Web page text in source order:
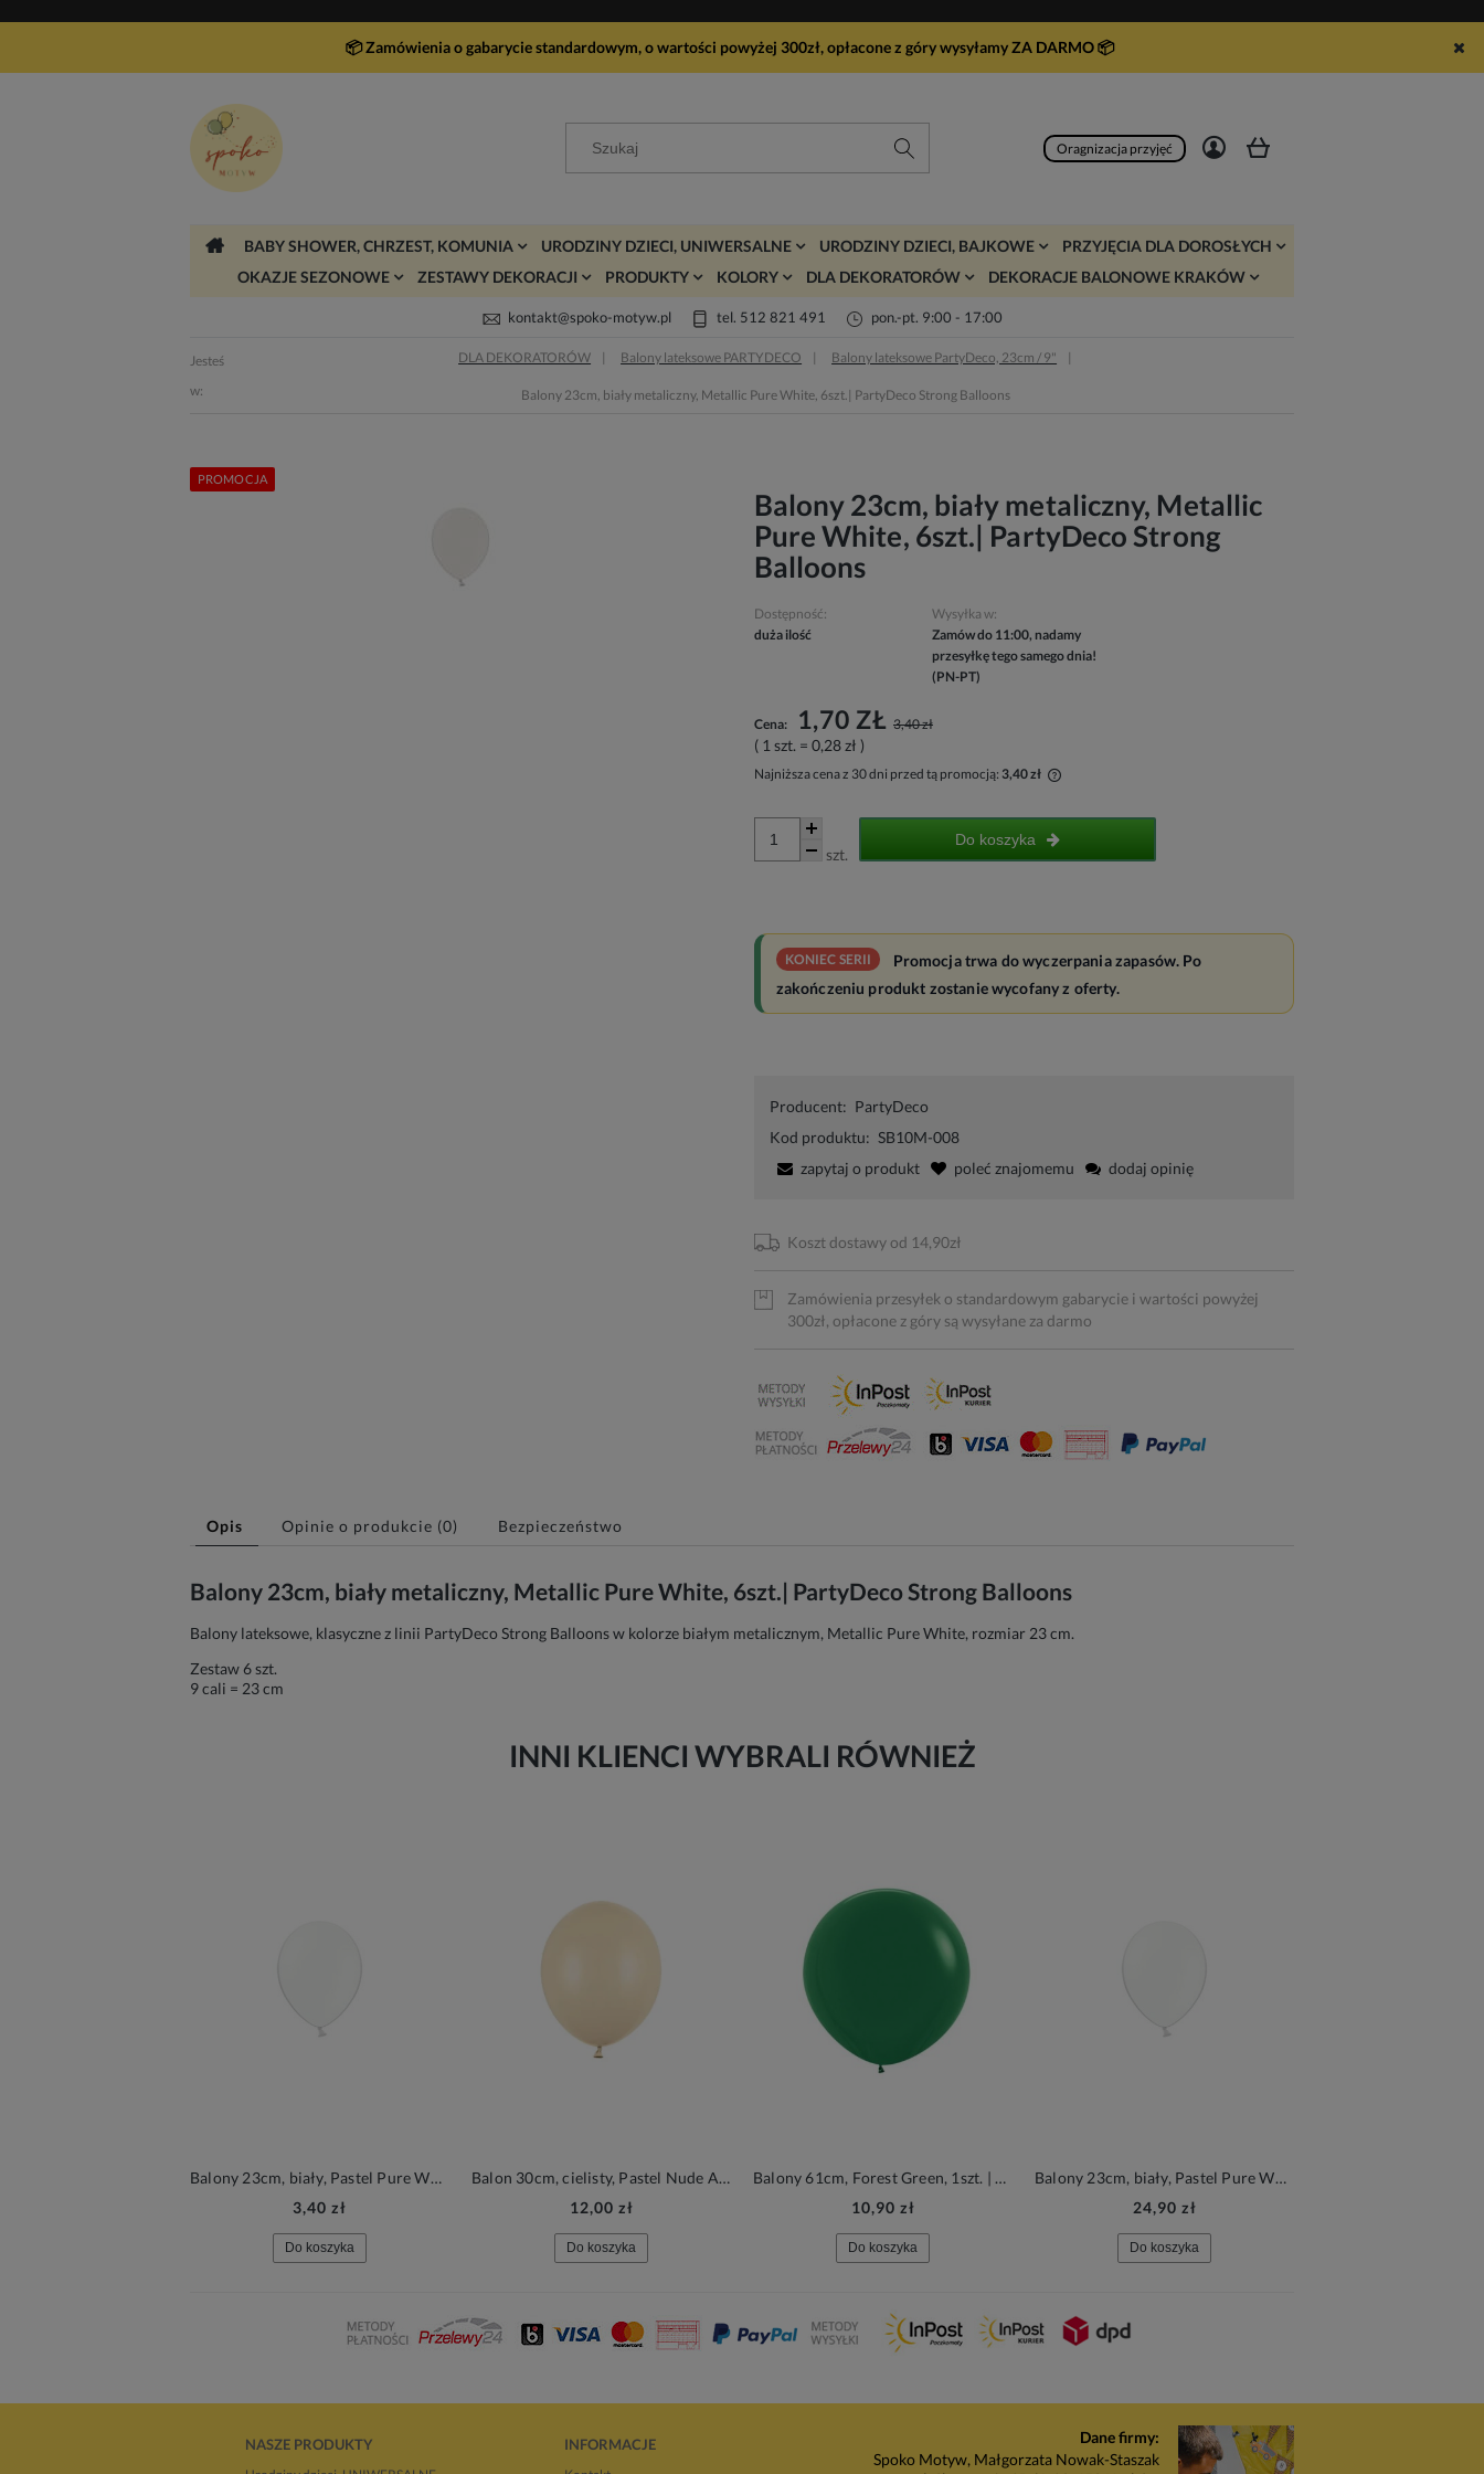
📦 Zamówienia o gabarycie standardowym, o wartości powyżej 300zł, opłacone z góry wysyłamy ZA DARMO📦
Oragnizacja przyjęć
BABY SHOWER, CHRZEST, KOMUNIA URODZINY DZIECI, UNIWERSALNE URODZINY DZIECI, BAJKOWE
PRZYJĘCIA DLA DOROSŁYCH
OKAZJE SEZONOWE
ZESTAWY DEKORACJI PRODUKTY KOLORY DLA DEKORATORÓW DEKORACJE BALONOWE KRAKÓW
kontakt@spoko-motyw.pl tel. 512 821 491 pon.-pt. 9:00 - 17:00
Jesteś
w:
DLA DEKORATORÓW Balony lateksowe PARTYDECO Balony lateksowe PartyDeco, 23cm / 9"
Balony 23cm, biały metaliczny, Metallic Pure White, 6szt.| PartyDeco Strong Balloons
PROMOCJA
Balony 23cm, biały metaliczny, Metallic
Pure White, 6szt.| PartyDeco Strong
Balloons
Dostępność:
duża ilość
Wysyłka w:
Zamów do 11:00, nadamy
przesyłkę tego samego dnia!
(PN-PT)
Cena: 1,70 ZŁ 3,40 zł
( 1 szt. = 0,28 zł )
Najniższa cena z 30 dni przed tą promocją: 3,40 zł
szt.
Do koszyka
KONIEC SERII
Promocja trwa do wyczerpania zapasów. Po
zakończeniu produkt zostanie wycofany z oferty.
Producent: PartyDeco
Kod produktu: SB10M-008
zapytaj o produkt
poleć znajomemu dodaj opinię
Koszt dostawy od 14,90zł
Zamówienia przesyłek o standardowym gabarycie i wartości powyżej
300zł, opłacone z góry są wysyłane za darmo
Opis Opinie o produkcie (0) Bezpieczeństwo
Balony 23cm, biały metaliczny, Metallic Pure White, 6szt.| PartyDeco Strong Balloons
Balony lateksowe, klasyczne z linii PartyDeco Strong Balloons w kolorze białym metalicznym, Metallic Pure White, rozmiar 23 cm.
Zestaw 6 szt.
9 cali = 23 cm
INNI KLIENCI WYBRALI RÓWNIEŻ
Balony 23cm, biały, Pastel Pure White, 6szt.| PartyDeco Strong Balloons
3,40 zł
Do koszyka
Balon 30cm, cielisty, Pastel Nude Alabaster, 1szt.| PartyDeco Strong Balloons + HEL (odbiór osobisty, dostawa, Kraków)
12,00 zł
Do koszyka
Balony 61cm, Forest Green, 1szt. | Sempertex Fashion Solid
10,90 zł
Do koszyka
Balony 23cm, biały, Pastel Pure White, 100szt.| PartyDeco Strong Balloons
24,90 zł
Do koszyka
NASZE PRODUKTY INFORMACJE
Dane firmy:
Spoko Motyw, Małgorzata Nowak-Staszak